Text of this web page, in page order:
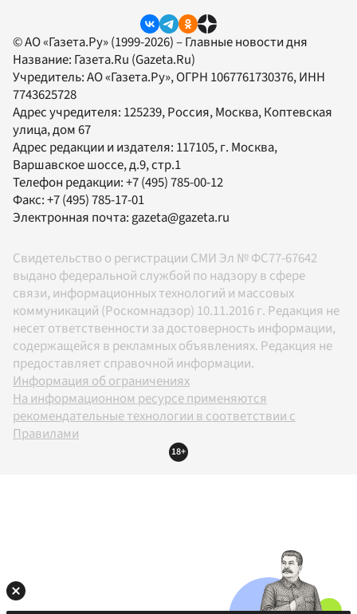
© АО «Газета.Ру» (1999-2026) – Главные новости дня
Название: Газета.Ru (Gazeta.Ru)
Учредитель:АО «Газета.Ру», ОГРН 1067761730376, ИНН
7743625728
Адрес учредителя: 125239, Россия, Москва, Коптевская
улица, дом 67
Адрес редакции и издателя: 117105, г. Москва,
Варшавское шоссе, д.9, стр.1
Телефон редакции:+7 (495) 785-00-12
Факс:+7 (495) 785-17-01
Электронная почта:gazeta@gazeta.ru
Свидетельство о регистрации СМИ Эл № ФС77-67642
выдано федеральной службой по надзору в сфере
связи, информационных технологий и массовых
коммуникаций (Роскомнадзор) 10.11.2016 г. Редакция не
несет ответственности за достоверность информации,
содержащейся в рекламных объявлениях. Редакция не
предоставляет справочной информации.
Информация об ограничениях
На информационном ресурсе применяются
рекомендательные технологии в соответствии с
Правилами
18+